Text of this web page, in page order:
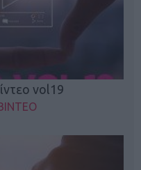
vol19